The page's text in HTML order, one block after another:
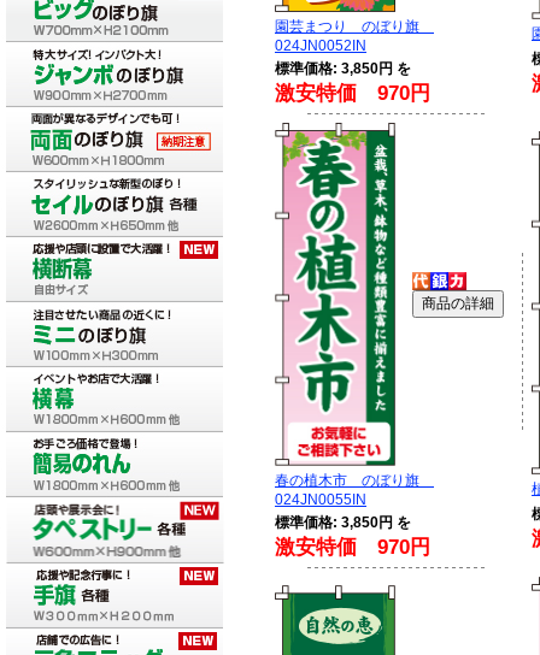
園芸まつり のぼり旗
024JN0052IN
標準価格: 3,850円 を
激安特価 970円
春の植木市 のぼり旗
024JN0055IN
標準価格: 3,850円 を
激安特価 970円